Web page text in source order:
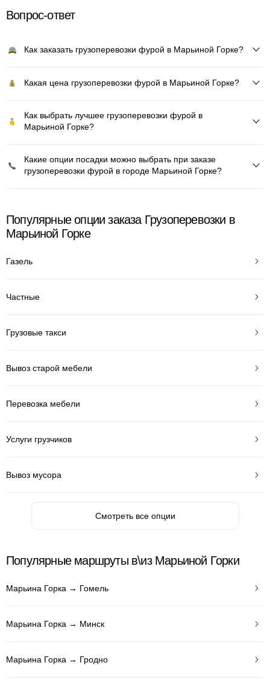
Вопрос-ответ
Как заказать грузоперевозки фурой в Марьиной Горке?
Какая цена грузоперевозки фурой в Марьиной Горке?
Как выбрать лучшее грузоперевозки фурой в
Марьиной Горке?
Какие опции посадки можно выбрать при заказе
грузоперевозки фурой в городе Марьиной Горке?
Популярные опции заказа Грузоперевозки в
Марьиной Горке
Газель
Частные
Грузовые такси
Вывоз старой мебели
Перевозка мебели
Услуги грузчиков
Вывоз мусора
Смотреть все опции
Популярные маршруты в\из Марьиной Горки
Марьина Горка → Гомель
Марьина Горка → Минск
Марьина Горка → Гродно